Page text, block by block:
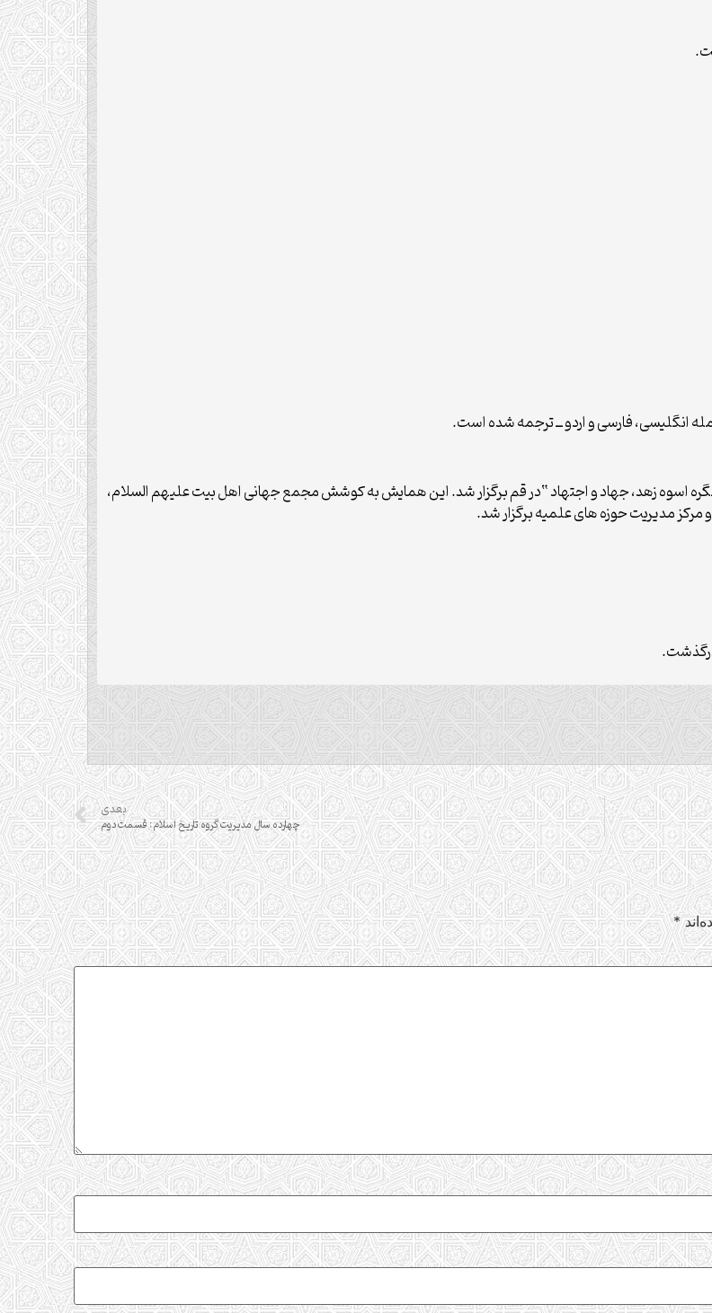
انگلیسی، فارسی و اردو ــ ترجمه شده است.
عنوان “کنگره اسوه زهد، جهاد و اجتهاد “در قم برگزار شد. این همایش به کوشش مجمع جهانی اهل بیت علیهم السلام،
مدیریت حوزه های علمیه برگزار شد.
بعدی
چهارده سال مدیریت گروه تاریخ اسلام: قسمت دوم
*